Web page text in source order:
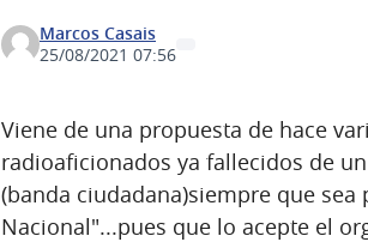
Marcos Casais
25/08/2021 07:56
Viene de una propuesta de hace
radioaficionados ya fallecidos de
(banda ciudadana)siempre que
Nacional"...pues que lo acepte el